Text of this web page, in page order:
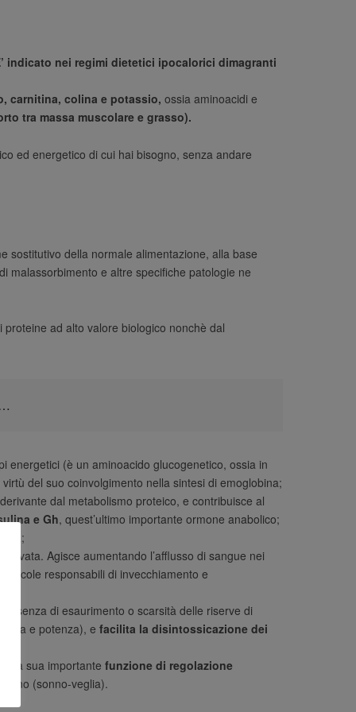
indicato nei regimi dietetici ipocalorici dimagranti
carnitina, colina e potassio, ossia aminoacidi e
tra massa muscolare e grasso).
ed energetico di cui hai bisogno, senza andare
sostitutivo della normale alimentazione, alla base
malassorbimento e altre specifiche patologie ne
ad alto valore biologico nonchè dal
energetici (è un aminoacido glucogenetico, ossia in
virtù del suo coinvolgimento nella sintesi di emoglobina;
dal metabolismo proteico, e contribuisce al
e Gh, quest’ultimo importante ormone anabolico;
;
Agisce aumentando l’afflusso di sangue nei
molecole responsabili di invecchiamento e
presenza di esaurimento o scarsità delle riserve di
e potenza), e facilita la disintossicazione dei
la sua importante funzione di regolazione
(sonno-veglia).